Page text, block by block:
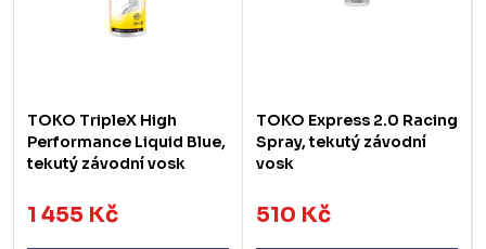
TOKO TripleX High
Performance Liquid Blue,
tekutý závodní vosk
1 455 Kč
TOKO Express 2.0 Racing
Spray, tekutý závodní
vosk
510 Kč